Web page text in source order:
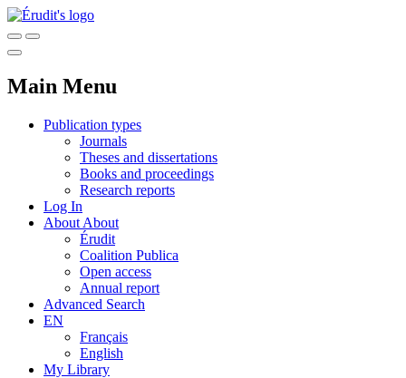
Main Menu
Publication types
Journals
Theses and dissertations
Books and proceedings
Research reports
Log In
About About
Érudit
Coalition Publica
Open access
Annual report
Advanced Search
EN
Français
English
My Library